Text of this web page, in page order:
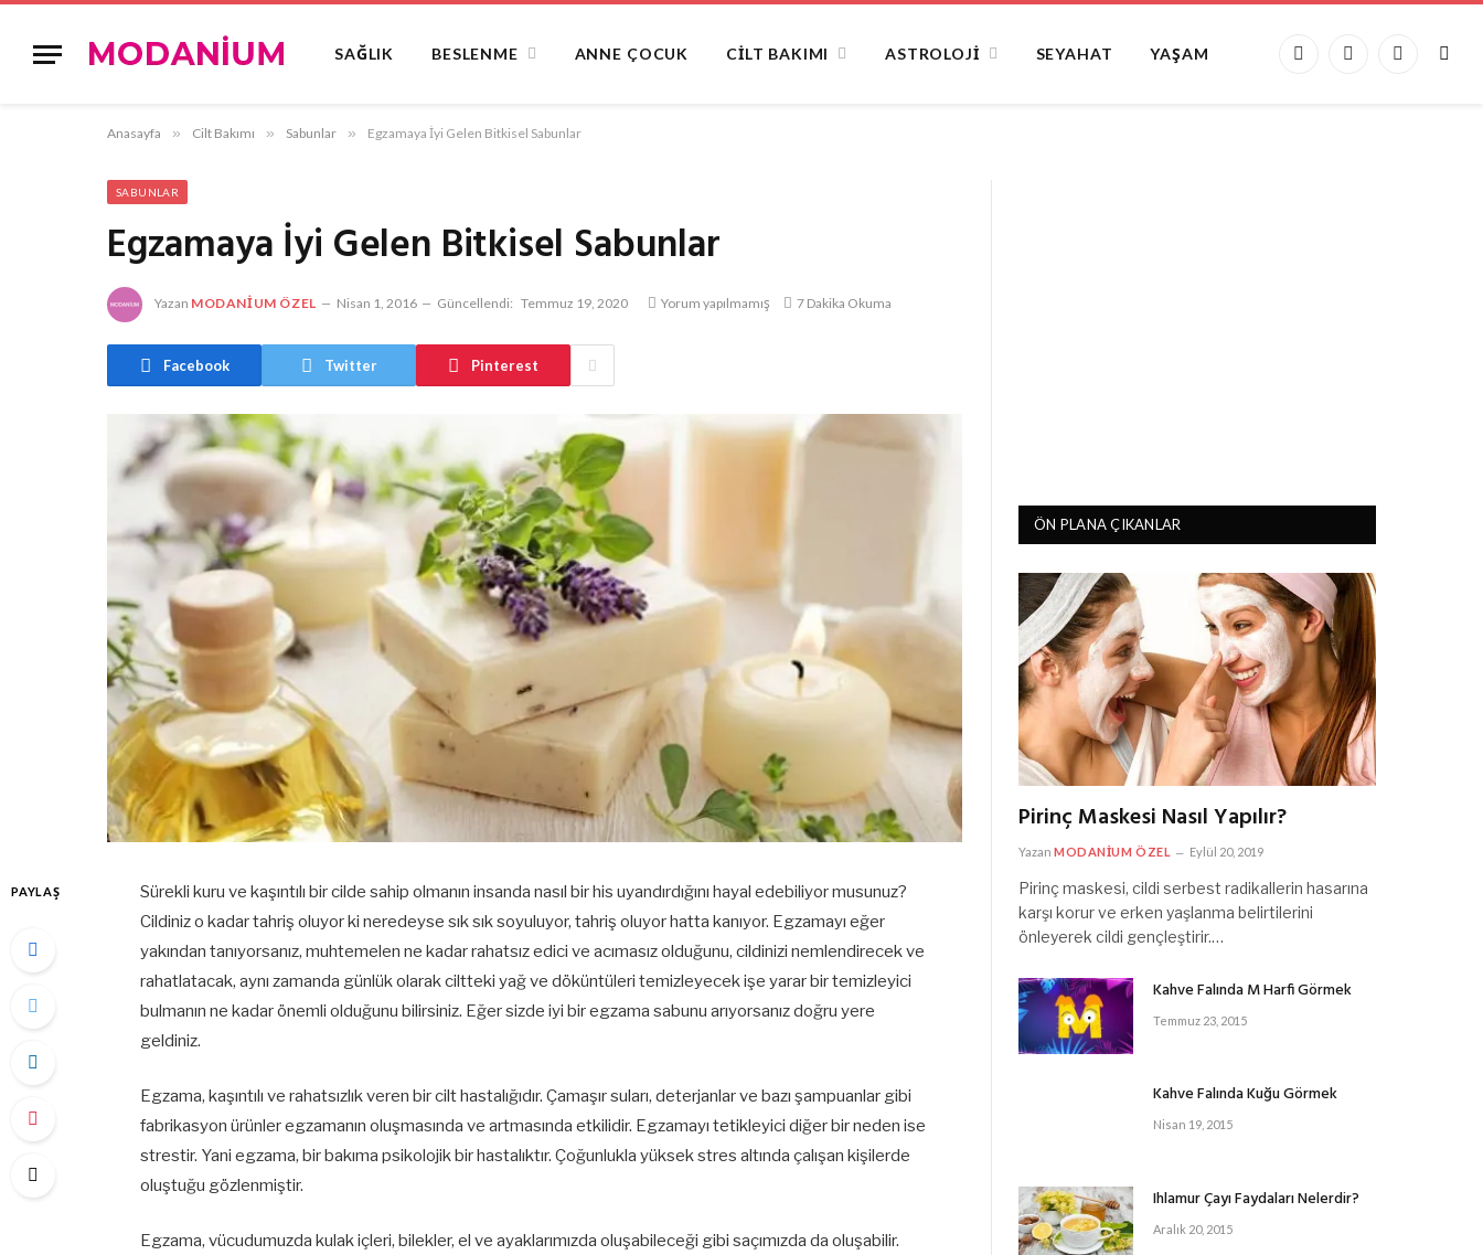
SAĞLIK BESLENME ANNE ÇOCUK CILT BAKIMI ASTROLOJI SEYAHAT YAŞAM
Facebook
X
Instagram
Anasayfa » Cilt Bakımı » Sabunlar » Egzamaya İyi Gelen Bitkisel Sabunlar
SABUNLAR
Egzamaya İyi Gelen Bitkisel Sabunlar
Yazan MODANIUM ÖZEL Nisan 1, 2016 Güncellendi: Temmuz 19, 2020 Yorum yapılmamış 7 Dakika Okuma
Facebook Twitter Pinterest
PAYLAŞ
Sürekli kuru ve kaşıntılı bir cilde sahip olmanın insanda nasıl bir his uyandırdığını hayal edebiliyor musunuz?
Cildiniz o kadar tahriş oluyor ki neredeyse sık sık soyuluyor, tahriş oluyor hatta kanıyor. Egzamayı eğer
yakından tanıyorsanız, muhtemelen ne kadar rahatsız edici ve acımasız olduğunu, cildinizi nemlendirecek ve
rahatlatacak, aynı zamanda günlük olarak ciltteki yağ ve döküntüleri temizleyecek işe yarar bir temizleyici
bulmanın ne kadar önemli olduğunu bilirsiniz. Eğer sizde iyi bir egzama sabunu arıyorsanız doğru yere
geldiniz.
Egzama, kaşıntılı ve rahatsızlık veren bir cilt hastalığıdır. Çamaşır suları, deterjanlar ve bazı şampuanlar gibi
fabrikasyon ürünler egzamanın oluşmasında ve artmasında etkilidir. Egzamayı tetikleyici diğer bir neden ise
strestir. Yani egzama, bir bakıma psikolojik bir hastalıktır. Çoğunlukla yüksek stres altında çalışan kişilerde
oluştuğu gözlenmiştir.
Egzama, vücudumuzda kulak içleri, bilekler, el ve ayaklarımızda oluşabileceği gibi saçımızda da oluşabilir.
ÖN PLANA ÇIKANLAR
Pirinç Maskesi Nasıl Yapılır?
Yazan MODANIUM ÖZEL Eylül 20, 2019
Pirinç maskesi, cildi serbest radikallerin hasarına
karşı korur ve erken yaşlanma belirtilerini
önleyerek cildi gençleştirir.…
Kahve Falında M Harfi Görmek
Temmuz 23, 2015
Kahve Falında Kuğu Görmek
Nisan 19, 2015
Ihlamur Çayı Faydaları Nelerdir?
Aralık 20, 2015